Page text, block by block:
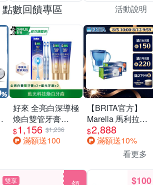
數回饋專區 活動說明
好來 全亮白深導極
煥白雙管牙膏
100gx2+全亮白深
導藍光牙刷x2
$1,156 $1,236
滿額送100
【BRITA官方】
Marella 馬利拉濾
水壺藍
3.5L+MXPRO12
入去水垢濾芯(共
$2,888
滿額送10%
看更多
雙享 $100